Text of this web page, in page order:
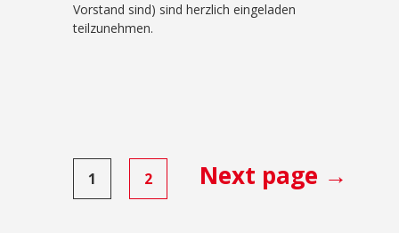
Vorstand sind) sind herzlich eingeladen
teilzunehmen.
Seitennummerierung
der
1 2 Next page →